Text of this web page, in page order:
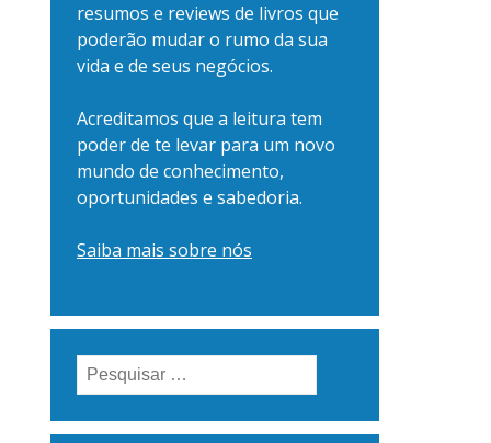
resumos e reviews de livros que
poderão mudar o rumo da sua
vida e de seus negócios.
Acreditamos que a leitura tem
poder de te levar para um novo
mundo de conhecimento,
oportunidades e sabedoria.
Saiba mais sobre nós
Pesquisar
por: